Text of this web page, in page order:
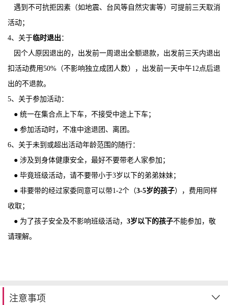
遇到不可抗拒因素（如地震、台风等自然灾害等）可提前三天取消
活动；
4、关于 临时退出 ：
因个人原因退出的，出发前一周退出全额退款，出发前三天内退出
扣活动费用50%（不影响独立成团人数），出发前一天中午12点后退
出的不退款。
5、关于参加活动：
● 统一在集合点上下车，不接受中途上下车；
● 参加活动时，不准中途退团、离团。
6、关于未到或超出活动年龄范围的随行：
● 涉及到身体健康安全，最好不要带老人家参加；
● 毕竟班级活动，请不要带小于3岁以下的弟弟妹妹；
● 非要带的经过家委同意可以带1-2个（3-5岁的孩子），费用同样
收取；
● 为了孩子安全及不影响班级活动， 3岁以下的孩子不能参加，敬
请理解。
注意事项